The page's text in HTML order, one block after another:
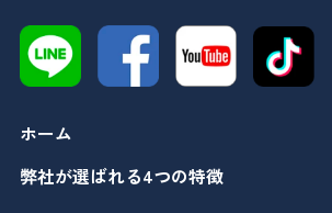
ホーム
弊社が選ばれる4つの特徴